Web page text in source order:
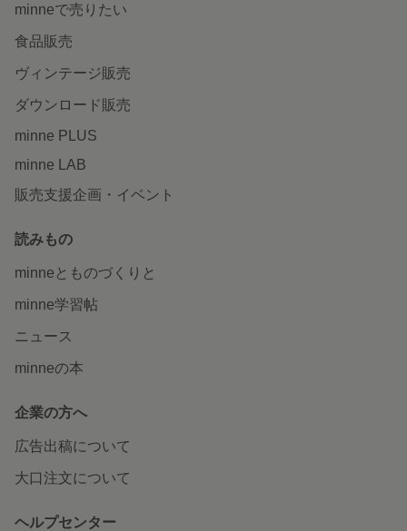
minneで売りたい
食品販売
ヴィンテージ販売
ダウンロード販売
minne PLUS
minne LAB
販売支援企画・イベント
読みもの
minneとものづくりと
minne学習帖
ニュース
minneの本
企業の方へ
広告出稿について
大口注文について
ヘルプセンター